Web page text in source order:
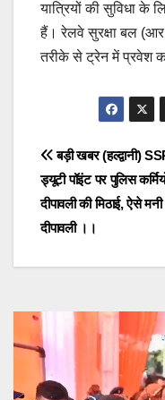
यात्रियों की सुविधा के
हैं। रेलवे सुरक्षा बल
तरीके से ट्रेन में प्रवेश
Post
बड़ी खबर (हल्द्वानी)
ड्यूटी पॉइंट पर पुलिस
दीपावली की मिठाई, ऐसे मनी
दीपावली ।।